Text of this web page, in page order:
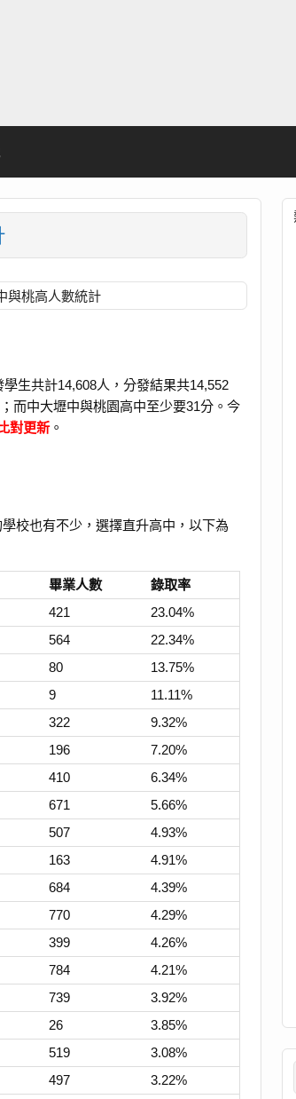
與桃高人數統計
生共計14,608人，分發結果共14,552
而中大壢中與桃園高中至少要31分。今
對更新。
校也有不少，選擇直升高中，以下為
畢業人數
錄取率
421
23.04%
564
22.34%
80
13.75%
9
11.11%
322
9.32%
196
7.20%
410
6.34%
671
5.66%
507
4.93%
163
4.91%
684
4.39%
770
4.29%
399
4.26%
784
4.21%
739
3.92%
26
3.85%
519
3.08%
497
3.22%